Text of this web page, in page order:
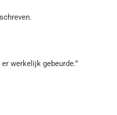
werkelijk gebeurde.”